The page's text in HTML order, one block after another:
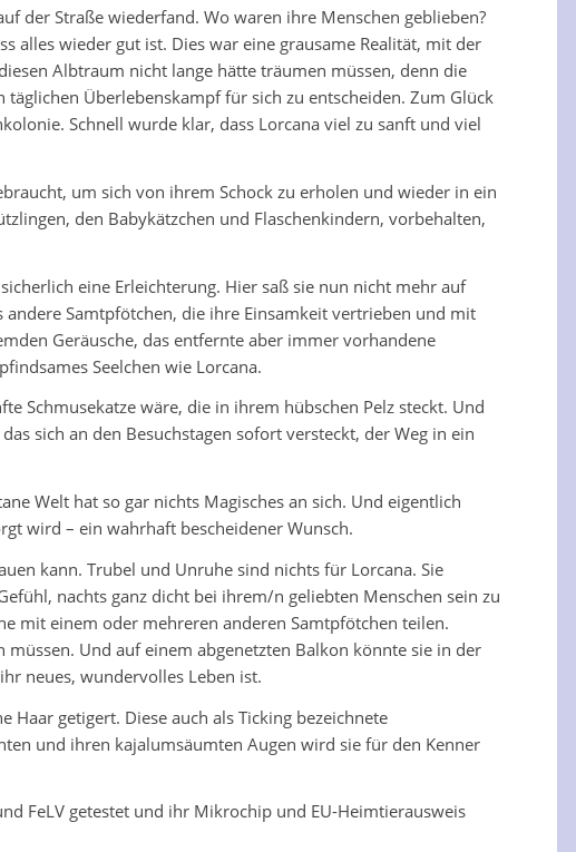
der Straße wiederfand. Wo waren ihre Menschen geblieben?
alles wieder gut ist. Dies war eine grausame Realität, mit der
Albtraum nicht lange hätte träumen müssen, denn die
Überlebenskampf für sich zu entscheiden. Zum Glück
Schnell wurde klar, dass Lorcana viel zu sanft und viel
um sich von ihrem Schock zu erholen und wieder in ein
den Babykätzchen und Flaschenkindern, vorbehalten,
eine Erleichterung. Hier saß sie nun nicht mehr auf
Samtpfötchen, die ihre Einsamkeit vertrieben und mit
Geräusche, das entfernte aber immer vorhandene
Seelchen wie Lorcana.
Schmusekatze wäre, die in ihrem hübschen Pelz steckt. Und
sich an den Besuchstagen sofort versteckt, der Weg in ein
Welt hat so gar nichts Magisches an sich. Und eigentlich
wird – ein wahrhaft bescheidener Wunsch.
kann. Trubel und Unruhe sind nichts für Lorcana. Sie
nachts ganz dicht bei ihrem/n geliebten Menschen sein zu
mit einem oder mehreren anderen Samtpfötchen teilen.
Und auf einem abgenetzten Balkon könnte sie in der
neues, wundervolles Leben ist.
Haar getigert. Diese auch als Ticking bezeichnete
und ihren kajalumsäumten Augen wird sie für den Kenner
FeLV getestet und ihr Mikrochip und EU-Heimtierausweis